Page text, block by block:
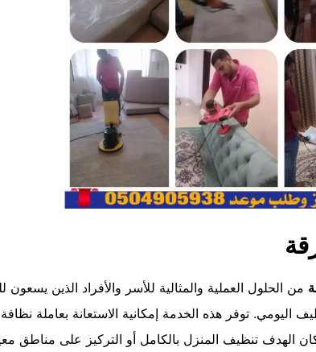
من الحلول العملية والمثالية للأسر والأفراد الذين
اليومي. توفر هذه الخدمة إمكانية الاستعانة بعاملة
الهدف تنظيف المنزل بالكامل أو التركيز على مناطق